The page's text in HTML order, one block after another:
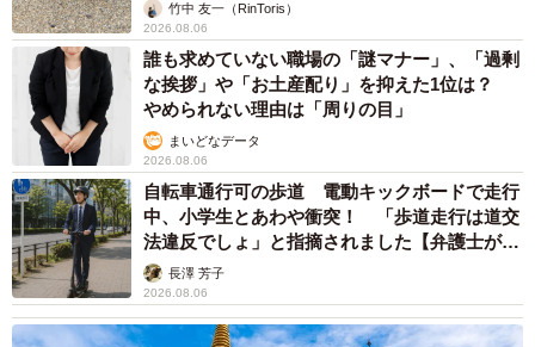
漫然と行うことこそがそのギャップの原因なのではと、愚
考します。ただ目の前の現実に真摯に積極的に『他にも不
違である』（自分も他人も区別しないで、自分のことと同
じように他人にも接するということ）として向き合ってい
きたいと、あらためて思わせられる出来事でした」
◇ ◇
千手院は、1288年に奈良県から関に移ってきたとのこと。
1570年に曹洞宗に改宗しましたが、無住の時代が長らく続
竹中 友一（RinToris）
2026.08.06
誰も求めていない職場の「謎マナー」、「過剰
な挨拶」や「お土産配り」を抑えた1位は？
やめられない理由は「周りの目」
まいどなデータ
2026.08.06
自転車通行可の歩道 電動キックボードで走行
中、小学生とあわや衝突！ 「歩道走行は道交
法違反でしょ」と指摘されました【弁護士が解
説】長澤 芳子
2026.08.06